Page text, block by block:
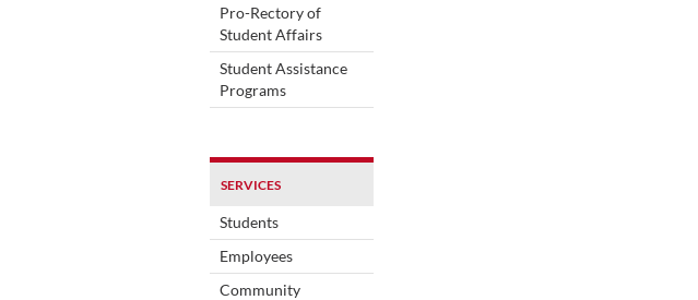
Pro-Rectory of
Student Affairs
Student Assistance
Programs
SERVICES
Students
Employees
Community